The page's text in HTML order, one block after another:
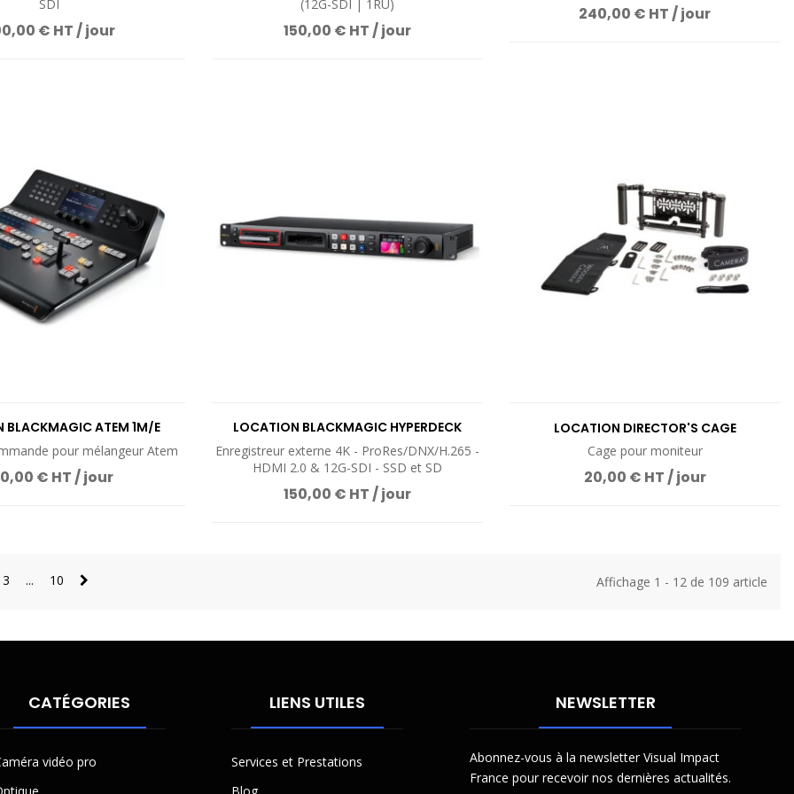
SDI
€ HT / jour
(12G-SDI | 1RU)
150,00 € HT / jour
240,00 € HT / jour
BLACKMAGIC ATEM 1M/E
pour mélangeur Atem
€ HT / jour
LOCATION BLACKMAGIC HYPERDECK
Enregistreur externe 4K - ProRes/DNX/H.265 -
HDMI 2.0 & 12G-SDI - SSD et SD
150,00 € HT / jour
LOCATION DIRECTOR'S CAGE
Cage pour moniteur
20,00 € HT / jour
3 ... 10 Affichage 1 - 12 de 109 article
CATÉGORIES
vidéo pro
LIENS UTILES
Services et Prestations
NEWSLETTER
Abonnez-vous à la newsletter Visual Impact
France pour recevoir nos dernières actualités.